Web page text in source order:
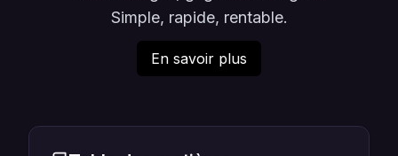
Simple, rapide, rentable.
En savoir plus